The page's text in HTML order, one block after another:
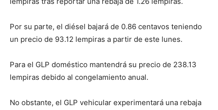
Por su parte, el diésel bajará de 0.86 centavos teniendo
un precio de 93.12 lempiras a partir de este lunes.
Para el GLP doméstico mantendrá su precio de 238.13
lempiras debido al congelamiento anual.
No obstante, el GLP vehicular experimentará una rebaja